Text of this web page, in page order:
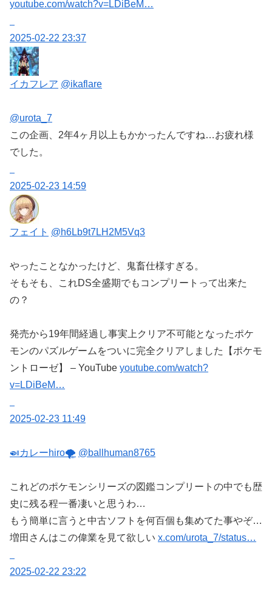
youtube.com/watch?v=LDiBeM…
2025-02-22 23:37
イカフレア @ikaflare
@urota_7
この企画、2年4ヶ月以上もかかったんですね…お疲れ様
でした。
2025-02-23 14:59
フェイト @h6Lb9t7LH2M5Vq3
やったことなかったけど、鬼畜仕様すぎる。
そもそも、これDS全盛期でもコンプリートって出来た
の？
発売から19年間経過し事実上クリア不可能となったポケ
モンのパズルゲームをついに完全クリアしました【ポケモ
ントローゼ】 – YouTube youtube.com/watch?
v=LDiBeM…
2025-02-23 11:49
🍛カレーhiro🌪️ @ballhuman8765
これどのポケモンシリーズの図鑑コンプリートの中でも歴
史に残る程一番凄いと思うわ…
もう簡単に言うと中古ソフトを何百個も集めてた事やぞ…
増田さんはこの偉業を見て欲しい x.com/urota_7/status…
2025-02-22 23:22